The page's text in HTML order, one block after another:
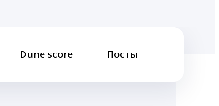
Dune score Посты